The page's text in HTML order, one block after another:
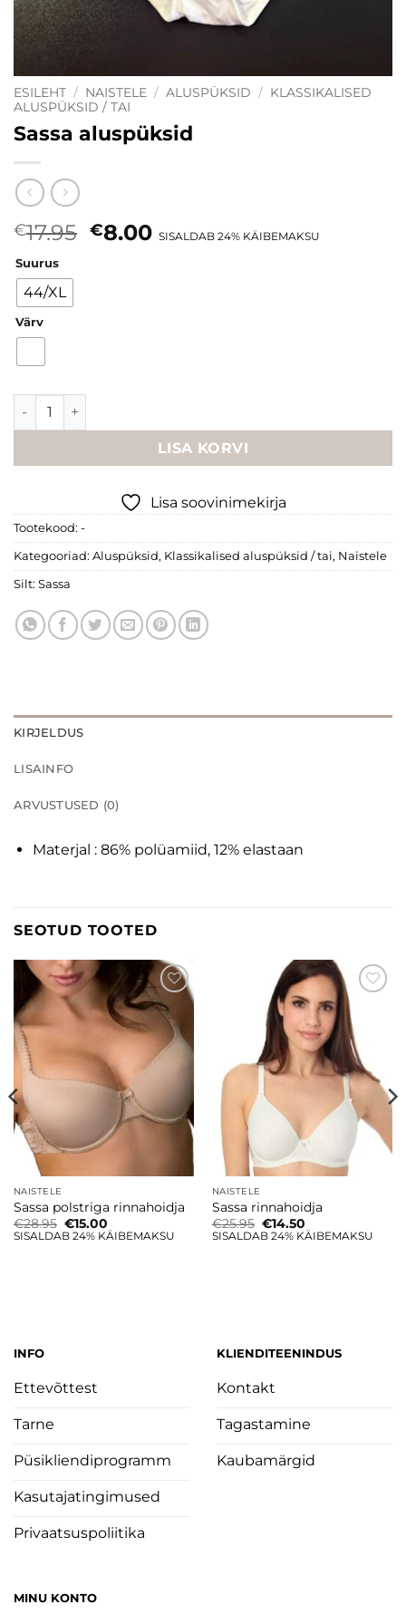
ESILEHT / NAISTELE / ALUSPÜKSID / KLASSIKALISED
ALUSPÜKSID / TAI
Sassa aluspüksid
€17.95 Algne
€8.00Current
SISALDAB 24% KÄIBEMAKSU
Suurus
44/XL
Värv
Sassa aluspüksid kogus
LISA KORVI
Lisa soovinimekirja
Tootekood: -
Kategooriad: Aluspüksid, Klassikalised aluspüksid / tai, Naistele
Silt: Sassa
KIRJELDUS
LISAINFO
ARVUSTUSED (0)
Materjal : 86% polüamiid, 12% elastaan
SEOTUD TOOTED
Lisa
soovinimekirja
NAISTELE
Sassa polstriga rinnahoidja
€28.95 Algne
hind
€15.00Current
price
SISALDAB 24% KÄIBEMAKSU
Lisa
soovinimekirja
NAISTELE
Sassa rinnahoidja
€25.95 Algne
hind
€14.50Current
price
SISALDAB 24% KÄIBEMAKSU
INFO
Ettevõttest
Tarne
Püsikliendiprogramm
Kasutajatingimused
Privaatsuspoliitika
KLIENDITEENINDUS
Kontakt
Tagastamine
Kaubamärgid
MINU KONTO